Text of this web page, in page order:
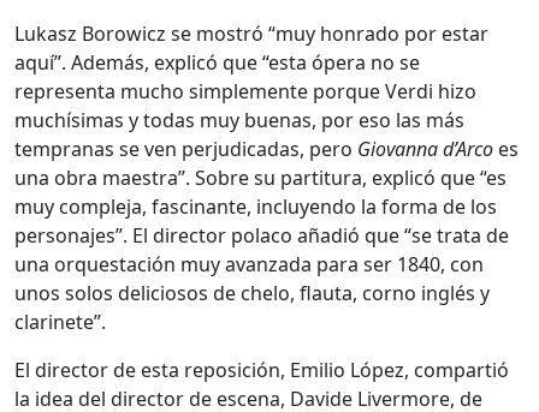
Lukasz Borowicz se mostró “muy honrado por estar
aquí”. Además, explicó que “esta ópera no se
representa mucho simplemente porque Verdi hizo
muchísimas y todas muy buenas, por eso las más
tempranas se ven perjudicadas, pero Giovanna d’Arco es
una obra maestra”. Sobre su partitura, explicó que “es
muy compleja, fascinante, incluyendo la forma de los
personajes”. El director polaco añadió que “se trata de
una orquestación muy avanzada para ser 1840, con
unos solos deliciosos de chelo, flauta, corno inglés y
clarinete”.
El director de esta reposición, Emilio López, compartió
la idea del director de escena, Davide Livermore, de